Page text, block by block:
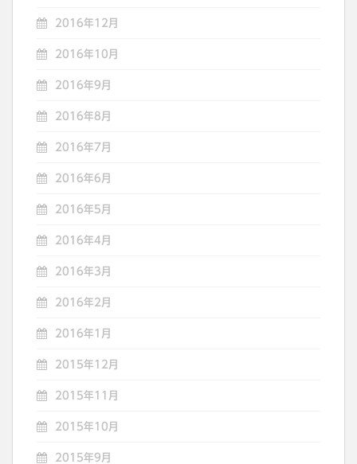
2016年12月
2016年10月
2016年9月
2016年8月
2016年7月
2016年6月
2016年5月
2016年4月
2016年3月
2016年2月
2016年1月
2015年12月
2015年11月
2015年10月
2015年9月